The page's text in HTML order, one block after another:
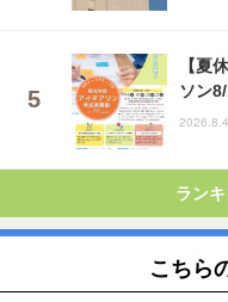
【夏
ソン
ラン
こちら